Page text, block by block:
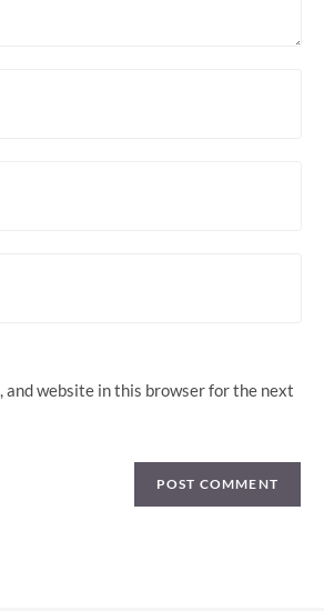
and website in this browser for the next